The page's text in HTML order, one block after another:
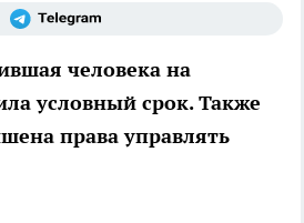
человека на
условный срок. Также
права управлять